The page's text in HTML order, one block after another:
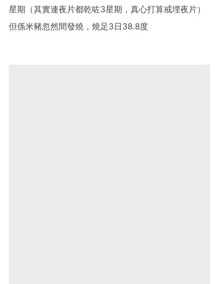
星期（其實連夜片都乾咗3星期，真心打算戒埋夜片）
但係米豬忽然間發燒，燒足3日38.8度